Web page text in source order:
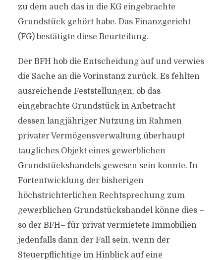
zu dem auch das in die KG eingebrachte
Grundstück gehört habe. Das Finanzgericht
(FG) bestätigte diese Beurteilung.
Der BFH hob die Entscheidung auf und verwies
die Sache an die Vorinstanz zurück. Es fehlten
ausreichende Feststellungen, ob das
eingebrachte Grundstück in Anbetracht
dessen langjähriger Nutzung im Rahmen
privater Vermögensverwaltung überhaupt
taugliches Objekt eines gewerblichen
Grundstückshandels gewesen sein konnte. In
Fortentwicklung der bisherigen
höchstrichterlichen Rechtsprechung zum
gewerblichen Grundstückshandel könne dies –
so der BFH– für privat vermietete Immobilien
jedenfalls dann der Fall sein, wenn der
Steuerpflichtige im Hinblick auf eine